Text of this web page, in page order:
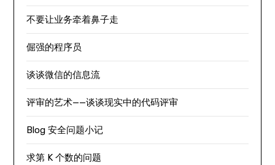
不要让业务牵着鼻子走
倔强的程序员
谈谈微信的信息流
评审的艺术——谈谈现实中的代码评审
Blog 安全问题小记
求第 K 个数的问题